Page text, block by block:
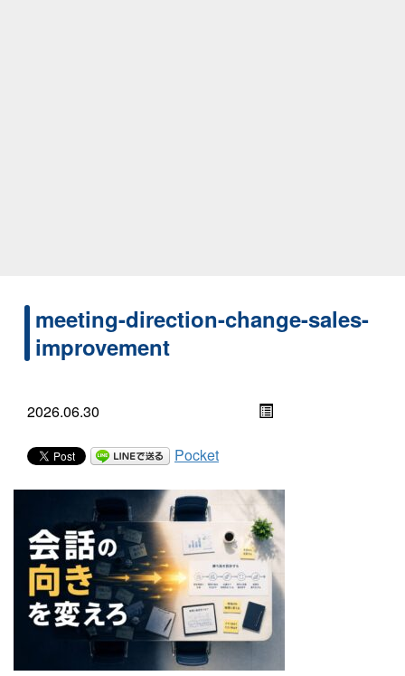
meeting-direction-change-sales-
improvement
2026.06.30
Pocket